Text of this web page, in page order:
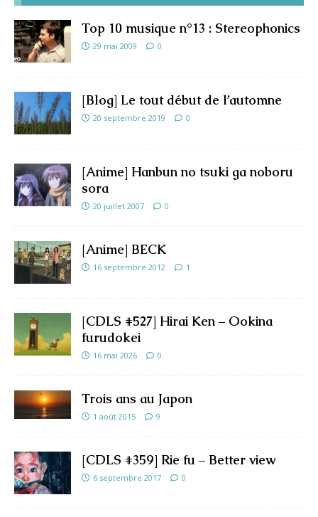
Top 10 musique n°13 : Stereophonics
29 mai 2009 0
[Blog] Le tout début de l’automne
20 septembre 2019 0
[Anime] Hanbun no tsuki ga noboru
sora
20 juillet 2007 0
[Anime] BECK
16 septembre 2012 1
[CDLS #527] Hirai Ken – Ookina
furudokei
16 mai 2026 0
Trois ans au Japon
1 août 2015 9
[CDLS #359] Rie fu – Better view
6 septembre 2017 0